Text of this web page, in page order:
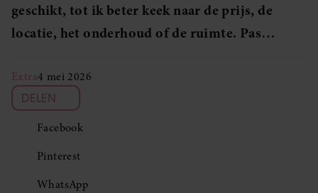
geschikt, tot ik beter keek naar de prijs, de
locatie, het onderhoud of de ruimte. Pas…
Extra4 mei 2026
DELEN
Facebook
Pinterest
WhatsApp